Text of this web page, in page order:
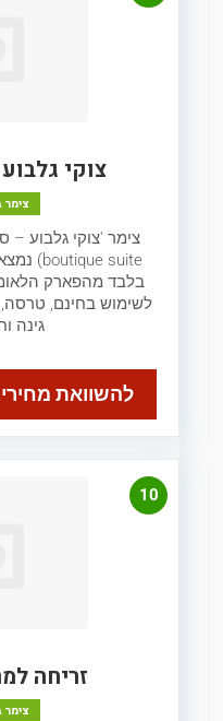
צוקי
צימר
בלבד מהפארק
לשימוש בחינם,
גינה
להשוואת
10
זריחה
צימר